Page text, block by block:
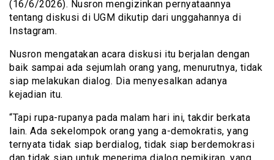
(16/6/2026). Nusron mengizinkan pernyataannya
tentang diskusi di UGM dikutip dari unggahannya di
Instagram.
Nusron mengatakan acara diskusi itu berjalan dengan
baik sampai ada sejumlah orang yang, menurutnya, tidak
siap melakukan dialog. Dia menyesalkan adanya
kejadian itu.
“Tapi rupa-rupanya pada malam hari ini, takdir berkata
lain. Ada sekelompok orang yang a-demokratis, yang
ternyata tidak siap berdialog, tidak siap berdemokrasi